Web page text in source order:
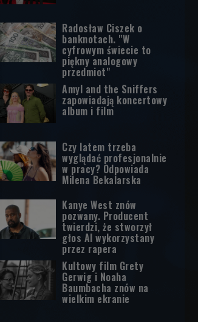
Radosław Ciszek o
banknotach. "W
cyfrowym świecie to
piękny analogowy
przedmiot"
Amyl and the Sniffers
zapowiadają koncertowy
album i film
Czy latem trzeba
wyglądać profesjonalnie
w pracy? Odpowiada
Milena Bekalarska
Kanye West znów
pozwany. Producent
twierdzi, że stworzył
głos AI wykorzystany
przez rapera
Kultowy film Grety
Gerwig i Noaha
Baumbacha znów na
wielkim ekranie